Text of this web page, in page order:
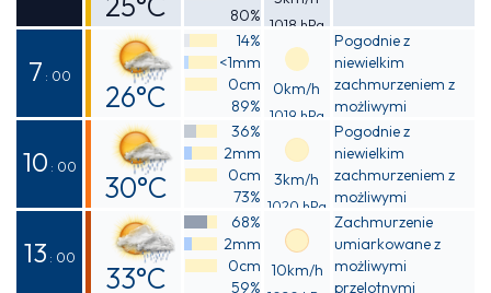
Odczuwalna
26°C
80% 1018 hPa
7 : 00
26°C
Odczuwalna
27°C
14%
<1mm
0cm
89%
0km/h
1019 hPa
Pogodnie z
niewielkim
zachmurzeniem z
możliwymi
przelotnymi
opadami deszczu
10 : 00
30°C
Odczuwalna
34°C
36%
2mm
0cm
73%
3km/h
1020 hPa
Pogodnie z
niewielkim
zachmurzeniem z
możliwymi
przelotnymi
opadami deszczu
13 : 00
33°C
68%
2mm
0cm
59%
10km/h
Zachmurzenie
umiarkowane z
możliwymi
przelotnymi